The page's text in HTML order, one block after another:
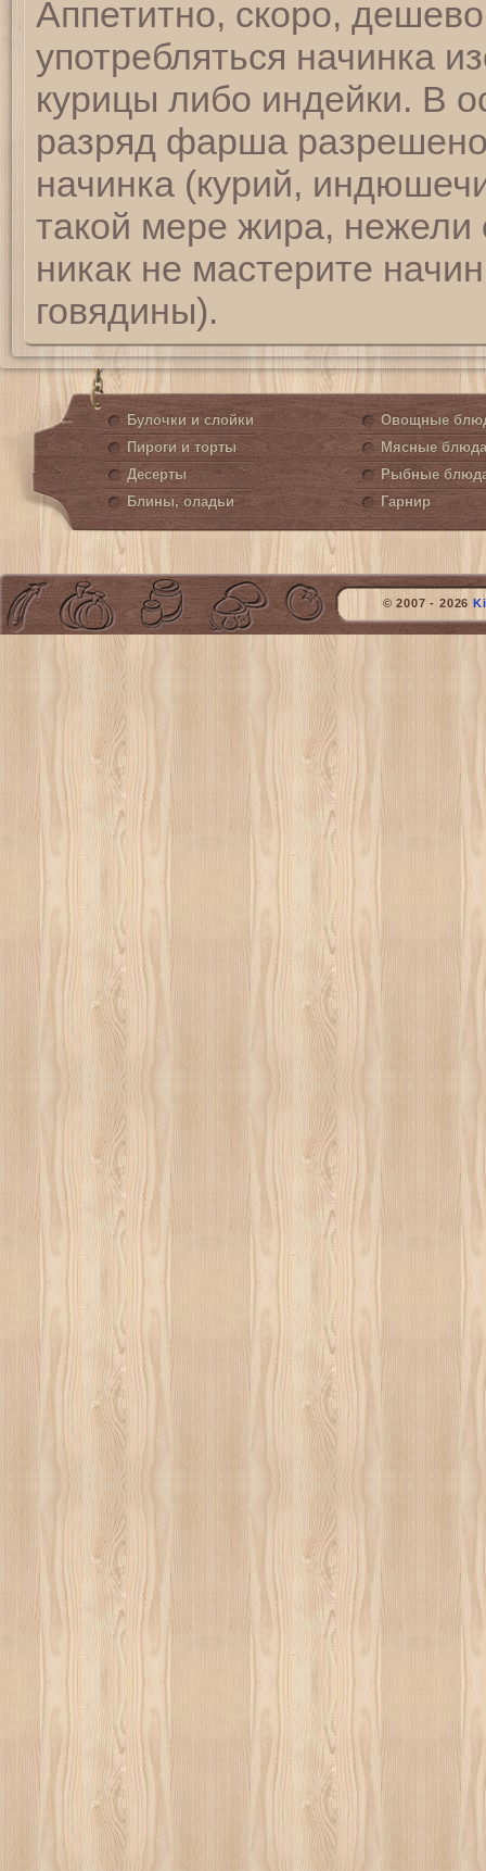
Аппетитно, скоро,
употребляться начинка
курицы либо индейки. В
разряд фарша
начинка (курий,
такой мере жира,
никак не мастерите
говядины).
Булочки и слойки
Пироги и торты
Десерты
Блины, оладьи
Овощные
Мясные блюда
Рыбные
Гарнир
© 2007 - 2026